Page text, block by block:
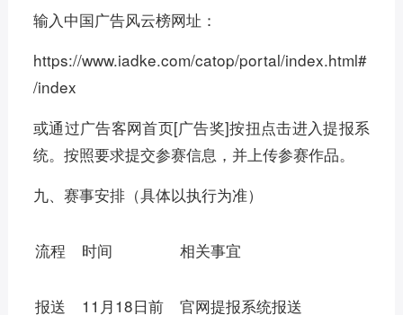
输入中国广告风云榜网址：
https://www.iadke.com/catop/portal/index.html#
/index
或通过广告客网首页[广告奖]按扭点击进入提报系
统。按照要求提交参赛信息，并上传参赛作品。
九、赛事安排（具体以执行为准）
流程 时间 相关事宜
报送 11月18日前 官网提报系统报送